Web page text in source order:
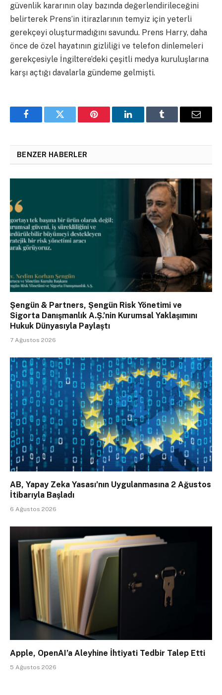
güvenlik kararının olay bazında değerlendirileceğini
belirterek Prens’in itirazlarının temyiz için yeterli
gerekçeyi oluşturmadığını savundu. Prens Harry, daha
önce de özel hayatının gizliliği ve telefon dinlemeleri
gerekçesiyle İngiltere’deki çeşitli medya kuruluşlarına
karşı açtığı davalarla gündeme gelmişti.
FacebookTwitter Pinterest LinkedInTumblr Email
BENZER HABERLER
Şengün & Partners, Şengün Risk Yönetimi ve
Sigorta Danışmanlık A.Ş.’nin Kurumsal Yaklaşımını
Hukuk Dünyasıyla Paylaştı
7 Ağustos 2026
AB, Yapay Zeka Yasası’nın Uygulanmasına 2 Ağustos
İtibarıyla Başladı
6 Ağustos 2026
Apple, OpenAI’a Aleyhine İhtiyati Tedbir Talep Etti
5 Ağustos 2026